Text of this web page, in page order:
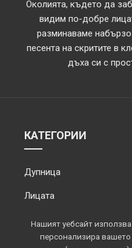
Нашият уебсайт
персонализира
Околията, където да
видим по-добре
разминаваме
песента на скритите в
дъха си с
КАТЕГОРИИ
Дупница
Лицата
Обектив
Околията